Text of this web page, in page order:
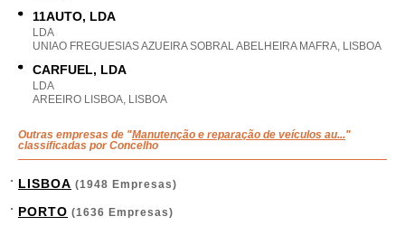
11AUTO, LDA
LDA
UNIAO FREGUESIAS AZUEIRA SOBRAL ABELHEIRA MAFRA, LISBOA
CARFUEL, LDA
LDA
AREEIRO LISBOA, LISBOA
Outras empresas de "Manutenção e reparação de veículos au..."
classificadas por Concelho
LISBOA (1948 Empresas)
PORTO (1636 Empresas)